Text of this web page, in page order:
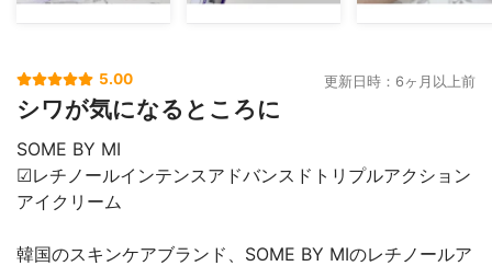
5.00 更新日時：6ヶ月以上前
シワが気になるところに
SOME BY MI
☑︎レチノールインテンスアドバンスドトリプルアクション
アイクリーム
韓国のスキンケアブランド、SOME BY MIのレチノールア